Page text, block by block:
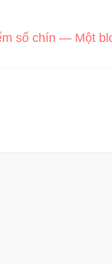
số chín — Một